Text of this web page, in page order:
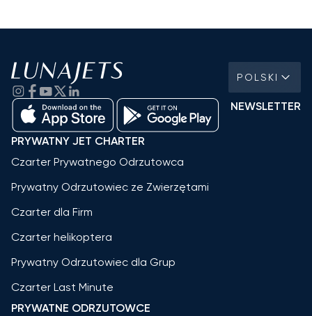
POLSKI
NEWSLETTER
PRYWATNY JET CHARTER
Czarter Prywatnego Odrzutowca
Prywatny Odrzutowiec ze Zwierzętami
Czarter dla Firm
Czarter helikoptera
Prywatny Odrzutowiec dla Grup
Czarter Last Minute
PRYWATNE ODRZUTOWCE